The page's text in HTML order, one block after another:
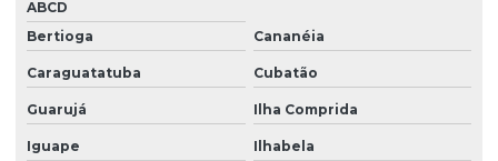
Valor serviço de topografia
Valor de topografia
ABCD
Bertioga
Cananéia
Caraguatatuba Cubatão
Guarujá Ilha Comprida
Iguape Ilhabela